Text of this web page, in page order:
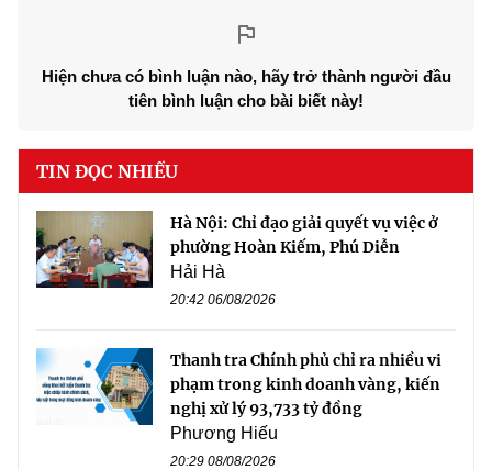
Hiện chưa có bình luận nào, hãy trở thành người đầu
tiên bình luận cho bài biết này!
TIN ĐỌC NHIỀU
Hà Nội: Chỉ đạo giải quyết vụ việc ở
phường Hoàn Kiếm, Phú Diễn
Hải Hà
20:42 06/08/2026
Thanh tra Chính phủ chỉ ra nhiều vi
phạm trong kinh doanh vàng, kiến
nghị xử lý 93,733 tỷ đồng
Phương Hiếu
20:29 08/08/2026